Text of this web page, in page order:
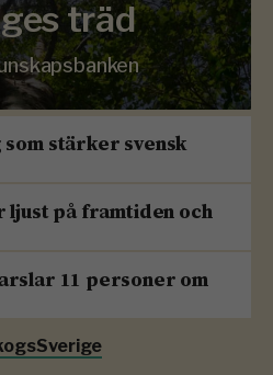
träd
som stärker svensk
ljust på framtiden och
11 personer om